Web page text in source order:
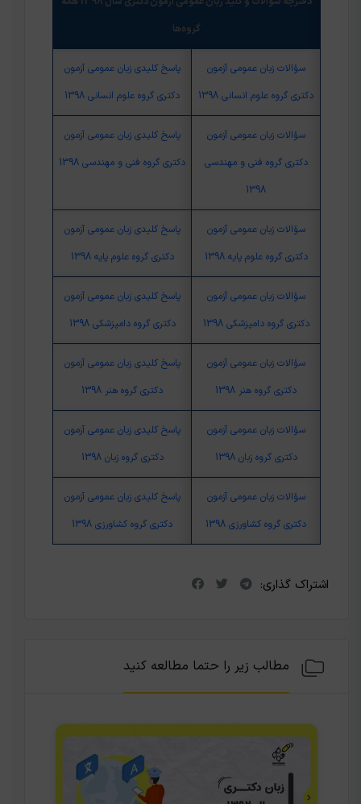
گروه‌ها
سؤالات زبان عمومی آزمون
دکتری گروه علوم انسانی 1398
پاسخ کلیدی زبان عمومی آزمون
دکتری گروه علوم انسانی 1398
سؤالات زبان عمومی آزمون
دکتری گروه فنی و مهندسی
1398
پاسخ کلیدی زبان عمومی آزمون
دکتری گروه فنی و مهندسی 1398
سؤالات زبان عمومی آزمون
دکتری گروه علوم پایه 1398
پاسخ کلیدی زبان عمومی آزمون
دکتری گروه علوم پایه 1398
سؤالات زبان عمومی آزمون
دکتری گروه دامپزشکی 1398
پاسخ کلیدی زبان عمومی آزمون
دکتری گروه دامپزشکی 1398
سؤالات زبان عمومی آزمون
دکتری گروه هنر 1398
پاسخ کلیدی زبان عمومی آزمون
دکتری گروه هنر 1398
سؤالات زبان عمومی آزمون
دکتری گروه زبان 1398
پاسخ کلیدی زبان عمومی آزمون
دکتری گروه زبان 1398
سؤالات زبان عمومی آزمون
دکتری گروه کشاورزی 1398
پاسخ کلیدی زبان عمومی آزمون
دکتری گروه کشاورزی 1398
اشتراک گذاری:
مطالب زیر را حتما مطالعه کنید